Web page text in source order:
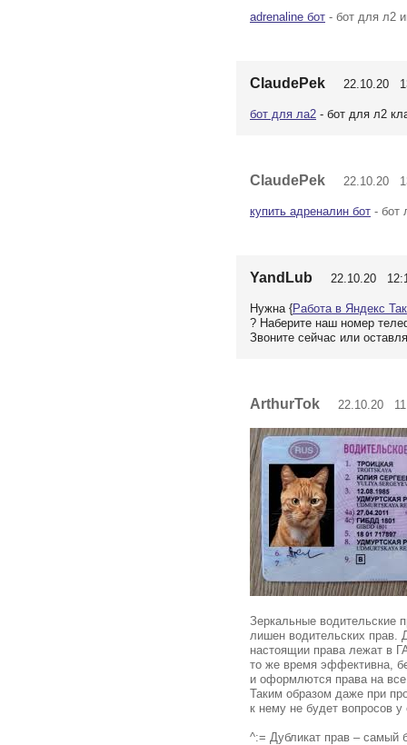
adrenaline бот - бот для л2
ClaudePek 22.10.20
бот для ла2 - бот для л2
ClaudePek 22.10.20
купить адреналин бот - бот
YandLub 22.10.20
Нужна {Работа в Яндекс
? Наберите наш номер
Звоните сейчас или
ArthurTok 22.10.20
Зеркальные водительские
лишен водительских прав.
настоящии права лежат в
то же время эффективна,
и оформлются права на
Таким образом даже при
к нему не будет вопросов у
^:= Дубликат прав – самый